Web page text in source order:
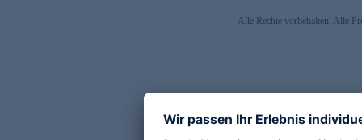
Alle Rechte vorbehalten. Alle